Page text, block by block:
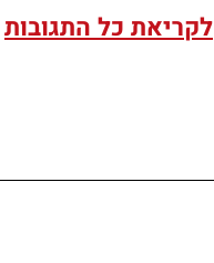
לקריאת כל התגובות